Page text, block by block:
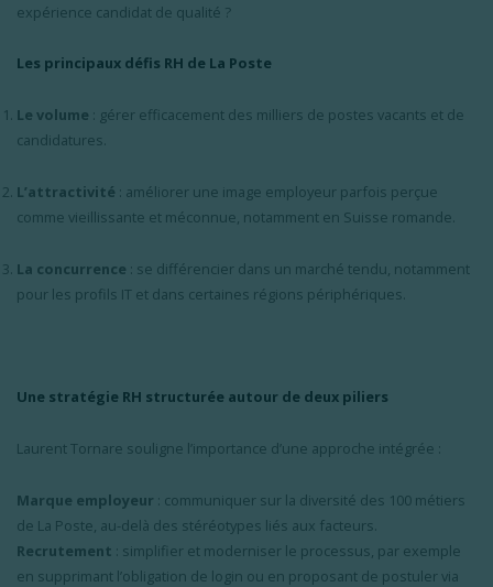
expérience candidat de qualité ?
Les principaux défis RH de La Poste
Le volume : gérer efficacement des milliers de postes vacants et de
candidatures.
L’attractivité : améliorer une image employeur parfois perçue
comme vieillissante et méconnue, notamment en Suisse romande.
La concurrence : se différencier dans un marché tendu, notamment
pour les profils IT et dans certaines régions périphériques.
Une stratégie RH structurée autour de deux piliers
Laurent Tornare souligne l’importance d’une approche intégrée :
Marque employeur : communiquer sur la diversité des 100 métiers
de La Poste, au-delà des stéréotypes liés aux facteurs.
Recrutement : simplifier et moderniser le processus, par exemple
en supprimant l’obligation de login ou en proposant de postuler via